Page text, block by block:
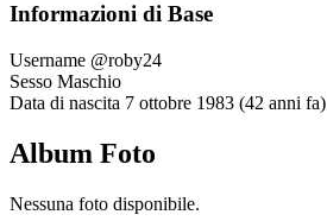
Informazioni di Base
Username @roby24
Sesso Maschio
Data di nascita 7 ottobre 1983 (42 anni fa)
Album Foto
Nessuna foto disponibile.